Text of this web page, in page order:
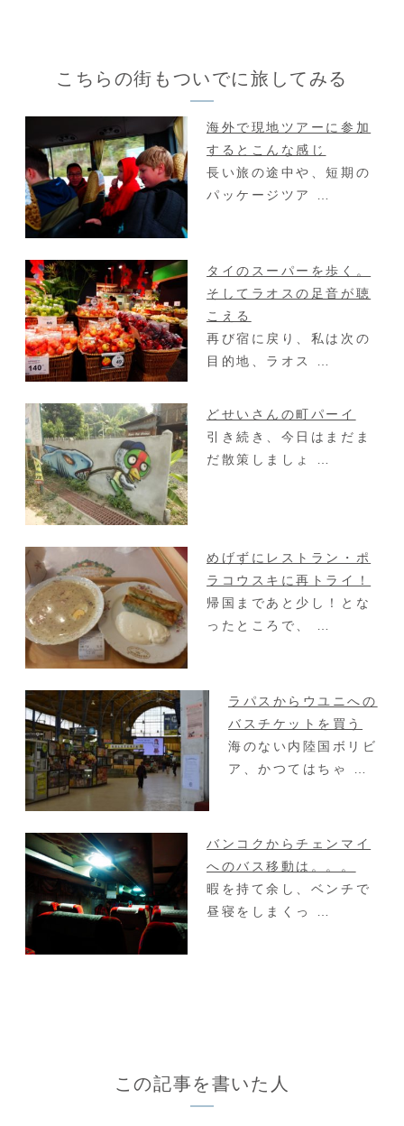
こちらの街もついでに旅してみる
海外で現地ツアーに参加
するとこんな感じ
長い旅の途中や、短期の
パッケージツア …
タイのスーパーを歩く。
そしてラオスの足音が聴
こえる
再び宿に戻り、私は次の
目的地、ラオス …
どせいさんの町パーイ
引き続き、今日はまだま
だ散策しましょ …
めげずにレストラン・ポ
ラコウスキに再トライ！
帰国まであと少し！とな
ったところで、 …
ラパスからウユニへの
バスチケットを買う
海のない内陸国ボリビ
ア、かつてはちゃ …
バンコクからチェンマイ
へのバス移動は。。。
暇を持て余し、ベンチで
昼寝をしまくっ …
この記事を書いた人